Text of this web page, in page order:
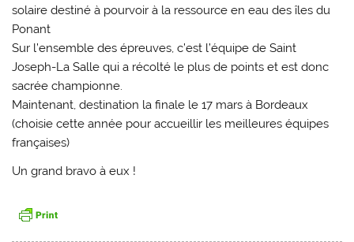
solaire destiné à pourvoir à la ressource en eau des îles du
Ponant
Sur l’ensemble des épreuves, c’est l’équipe de Saint
Joseph-La Salle qui a récolté le plus de points et est donc
sacrée championne.
Maintenant, destination lafinale le 17 mars à Bordeaux
(choisie cette année pour accueillir les meilleures équipes
françaises)
Un grand bravo à eux !